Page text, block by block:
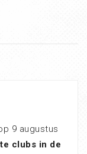
9 augustus
clubs in de